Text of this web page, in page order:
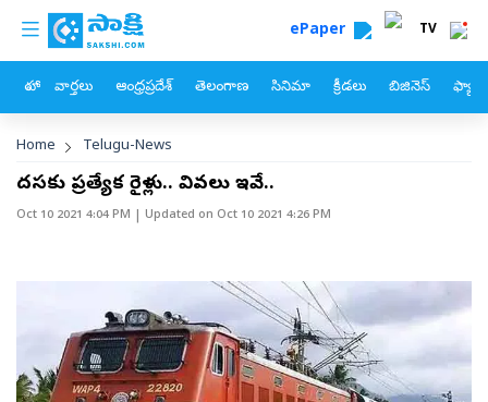
Skip to main content
custom menu ePaper TV
హోం వార్తలు ఆంధ్రప్రదేశ్ తెలంగాణ సినిమా క్రీడలు బిజినెస్
Breadcrumb
Home Telugu-News
దసరాకు ప్రత్యేక రైళ్లు.. వివరాలు ఇవే..
Oct 10 2021 4:04 PM | Updated on Oct 10 2021 4:26 PM